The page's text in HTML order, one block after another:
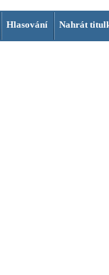
Hlasování Nahrát